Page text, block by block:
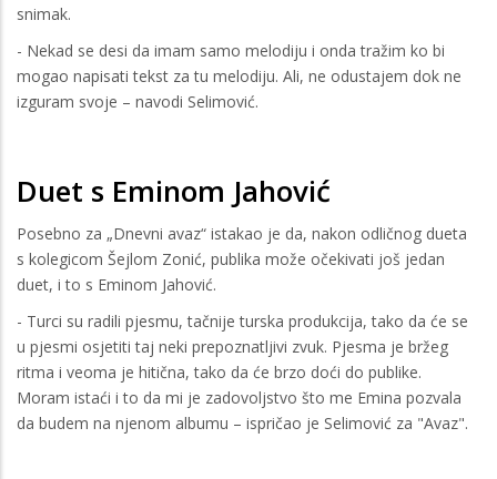
snimak.
- Nekad se desi da imam samo melodiju i onda tražim ko bi
mogao napisati tekst za tu melodiju. Ali, ne odustajem dok ne
izguram svoje – navodi Selimović.
Duet s Eminom Jahović
Posebno za „Dnevni avaz“ istakao je da, nakon odličnog dueta
s kolegicom Šejlom Zonić, publika može očekivati još jedan
duet, i to s Eminom Jahović.
- Turci su radili pjesmu, tačnije turska produkcija, tako da će se
u pjesmi osjetiti taj neki prepoznatljivi zvuk. Pjesma je bržeg
ritma i veoma je hitična, tako da će brzo doći do publike.
Moram istaći i to da mi je zadovoljstvo što me Emina pozvala
da budem na njenom albumu – ispričao je Selimović za "Avaz".